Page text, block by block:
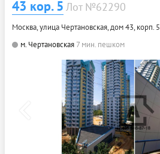
43 кор. 5 Лот №62290
Москва, улица Чертановская, дом 43, корп. 5
м. Чертановская 7 мин. пешком